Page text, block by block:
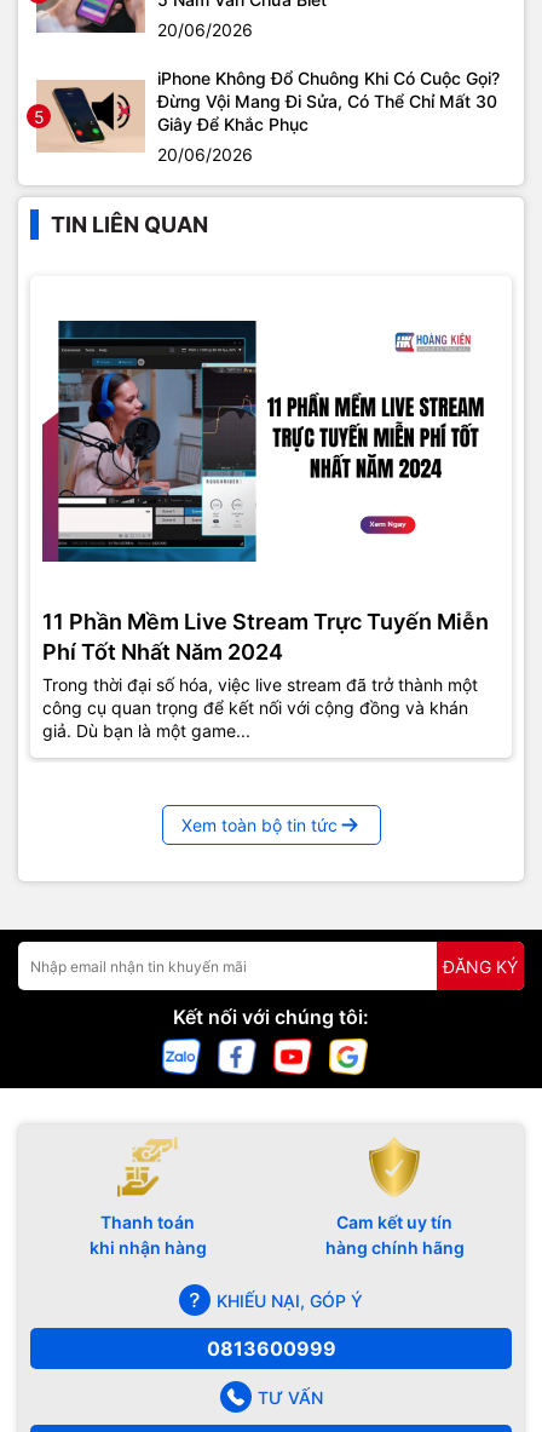
20/06/2026
5
iPhone Không Đổ Chuông Khi Có Cuộc Gọi?
Đừng Vội Mang Đi Sửa, Có Thể Chỉ Mất 30
Giây Để Khắc Phục
20/06/2026
TIN LIÊN QUAN
11 Phần Mềm Live Stream Trực Tuyến Miễn
Phí Tốt Nhất Năm 2024
Trong thời đại số hóa, việc live stream đã trở thành một
công cụ quan trọng để kết nối với cộng đồng và khán
giả. Dù bạn là một game...
Xem toàn bộ tin tức
ĐĂNG KÝ
Kết nối với chúng tôi:
Thanh toán
khi nhận hàng
Cam kết uy tín
hàng chính hãng
KHIẾU NẠI, GÓP Ý
0813600999
TƯ VẤN